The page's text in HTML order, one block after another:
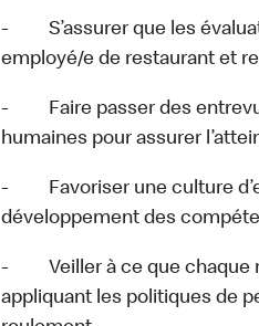
- S’assurer que les
employé/e de restaurant et
- Faire passer des
humaines pour assurer
- Favoriser une culture
développement des
- Veiller à ce que chaque
appliquant les politiques de